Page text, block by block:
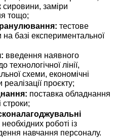
сировини, заміри
тощо;
тестове
базі експериментальної
введення наявного
лінії,
схеми, економічні
проєкту;
поставка обладнання
роботі із
навчання персоналу.